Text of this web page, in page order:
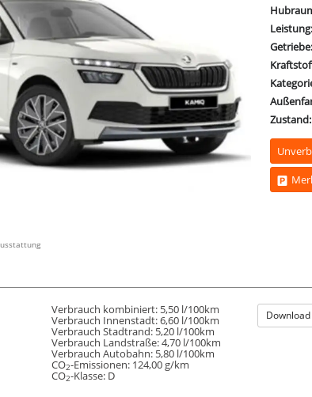
Leistung:
Getriebe:
Zustand:
Verbrauch kombiniert: 5,50 l/100km
Verbrauch Innenstadt:6,60 l/100km
Verbrauch Stadtrand: 5,20 l/100km
Verbrauch Landstraße:4,70 l/100km
Verbrauch Autobahn: 5,80 l/100km
CO2-Emissionen: 124,00 g/km
CO2-Klasse: D
Download